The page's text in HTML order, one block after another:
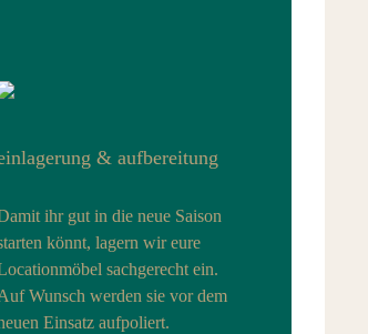
& aufbereitung
ihr gut in die neue Saison
könnt, lagern wir eure
sachgerecht ein.
Wunsch werden sie vor dem
Einsatz aufpoliert.